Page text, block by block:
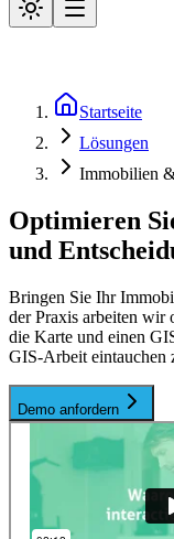
Startseite
Lösungen
Immobilien
Optimieren
und
Bringen Sie Ihr
der Praxis arbeiten wir
die Karte und einen
GIS-Arbeit eintauchen
Demo anfordern